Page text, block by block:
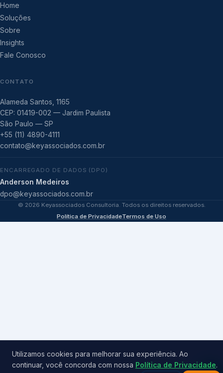
Home
Soluções
Sobre
Insights
Fale Conosco
CONTATO
Alameda Santos, 1165
CEP: 01419-002 — Jardim Paulista
São Paulo — SP
+55 (11) 4890-4111
contato@keyassociados.com.br
ENCARREGADO DE DADOS (DPO)
Anderson Medeiros
dpo@keyassociados.com.br
© 2026 Keyassociados Consultoria. Todos os direitos reservados.
Política de PrivacidadeTermos de Uso
Utilizamos cookies para melhorar sua experiência. Ao
continuar, você concorda com nossa Política de Privacidade.